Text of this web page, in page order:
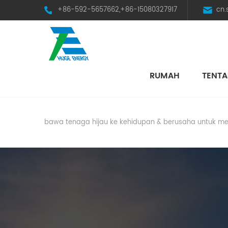
+86-592-5657662,+86-15080327917
RUMAH
bawa tenaga hijau ke kehidupan & berusaha untuk